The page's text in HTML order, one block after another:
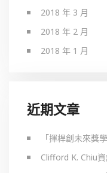
2018 年 3 月
2018 年 2 月
2018 年 1 月
近期文章
「揮桿創未來獎
Clifford K. Chiu